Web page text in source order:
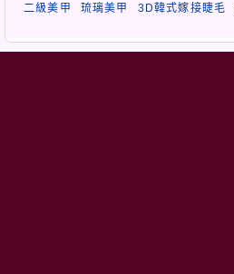
二級美甲
琉璃美甲 3D韓式嫁接睫毛